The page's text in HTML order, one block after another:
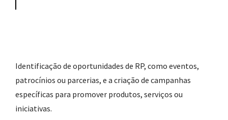
Identificação de oportunidades de RP, como eventos,
patrocínios ou parcerias, e a criação de campanhas
específicas para promover produtos, serviços ou
iniciativas.